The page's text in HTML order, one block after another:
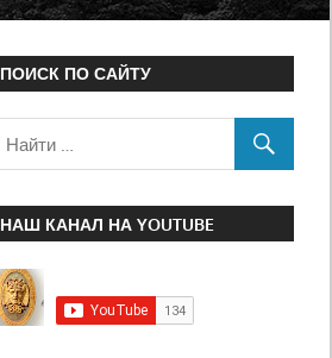
ПОИСК ПО САЙТУ
НАШ КАНАЛ НА YOUTUBE